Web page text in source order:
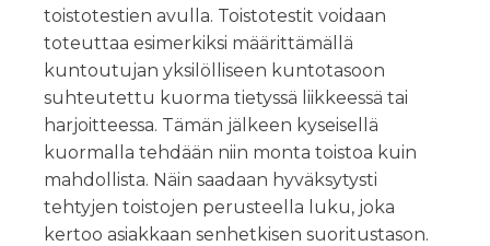
toistotestien avulla. Toistotestit voidaan
toteuttaa esimerkiksi määrittämällä
kuntoutujan yksilölliseen kuntotasoon
suhteutettu kuorma tietyssä liikkeessä tai
harjoitteessa. Tämän jälkeen kyseisellä
kuormalla tehdään niin monta toistoa kuin
mahdollista. Näin saadaan hyväksytysti
tehtyjen toistojen perusteella luku, joka
kertoo asiakkaan senhetkisen suoritustason.